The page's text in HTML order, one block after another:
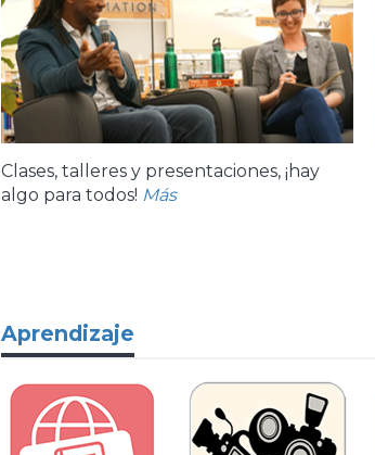
Clases, talleres y presentaciones, ¡hay
algo para todos! Más
Aprendizaje